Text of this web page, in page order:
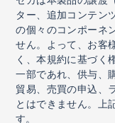
ター、追加コンテン
の個々のコンポーネ
せん。よって、お客
く、本規約に基づく
一部であれ、供与、
貿易、売買の申込、
とはできません。上
す。